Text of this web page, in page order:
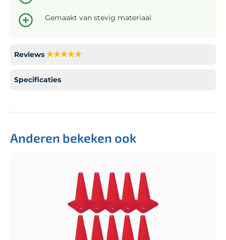
Gemaakt van stevig materiaal
Reviews
Specificaties
Anderen bekeken ook